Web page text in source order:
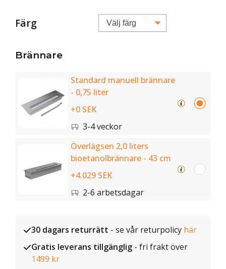
Färg
Brännare
Standard manuell brännare
- 0,75 liter
+0 SEK
3-4 veckor
Överlägsen 2,0 liters
bioetanolbrännare - 43 cm
+4.029 SEK
2-6 arbetsdagar
30 dagars returrätt - se vår returpolicy här
Gratis leverans tillgänglig - fri frakt över
1499 kr